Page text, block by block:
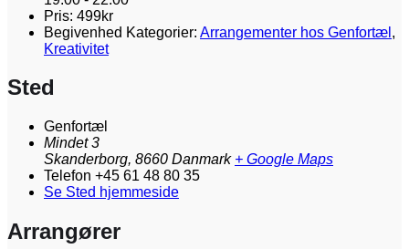
Pris: 499kr
Begivenhed Kategorier: Arrangementer hos Genfortæl ,
Kreativitet
Sted
Genfortæl
Mindet 3
Skanderborg, 8660 Danmark + Google Maps
Telefon +45 61 48 80 35
Se Sted hjemmeside
Arrangører